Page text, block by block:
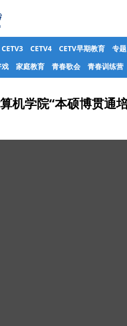
CETV3 CETV4 CETV早期教育
专题
家庭教育 青春歌会 青春训练营
机学院“本硕博贯通